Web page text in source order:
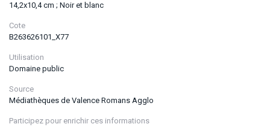
14,2x10,4 cm ; Noir et blanc
Cote
B263626101_X77
Utilisation
Domaine public
Source
Médiathèques de Valence Romans Agglo
Participez pour enrichir ces informations